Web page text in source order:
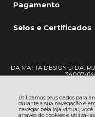
Utilizamos seus dados para
durante a sua navegação e
navegar pela loja virtual,
através do cookies e utilizá-
Pagamento
Selos e Certificados
DA MATTA DESIGN LTDA,
34007-